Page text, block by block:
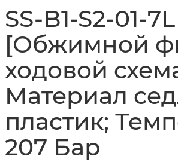
SS-B1-S2-01-
[Обжимной
ходовой
Материал
пластик;
207 Бар